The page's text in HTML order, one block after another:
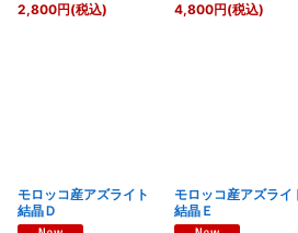
2,800円(税込) 4,800円(税込)
モロッコ産アズライト
結晶Ｄ
モロッコ産アズライ
結晶Ｅ